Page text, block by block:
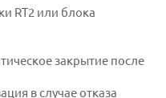
RT2 или блока
закрытие после
в случае отказа